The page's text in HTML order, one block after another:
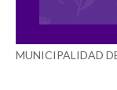
MUNICIPALIDAD